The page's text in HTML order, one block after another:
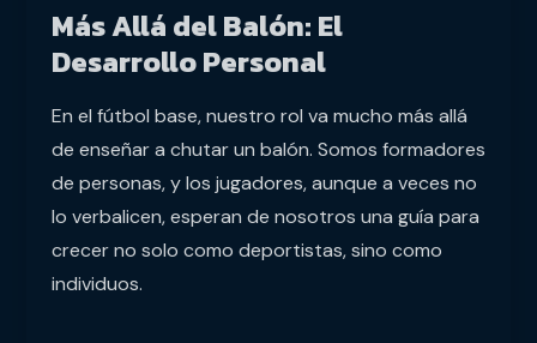
Más Allá del Balón: El
Desarrollo Personal
En el fútbol base, nuestro rol va mucho más allá
de enseñar a chutar un balón. Somos formadores
de personas, y los jugadores, aunque a veces no
lo verbalicen, esperan de nosotros una guía para
crecer no solo como deportistas, sino como
individuos.